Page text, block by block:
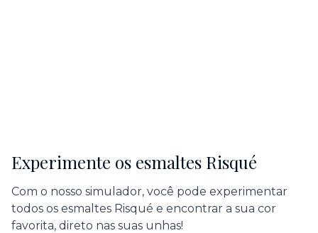
Experimente os esmaltes Risqué
Com o nosso simulador, você pode experimentar
todos os esmaltes Risqué e encontrar a sua cor
favorita, direto nas suas unhas!